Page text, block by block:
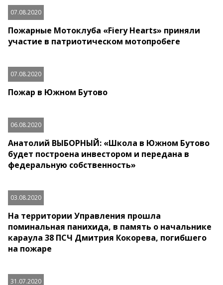
07.08.2020
Пожарные Мотоклуба «Fiery Hearts» приняли
участие в патриотическом мотопробеге
07.08.2020
Пожар в Южном Бутово
06.08.2020
Анатолий ВЫБОРНЫЙ: «Школа в Южном Бутово
будет построена инвестором и передана в
федеральную собственность»
03.08.2020
На территории Управления прошла
поминальная панихида, в память о начальнике
караула 38 ПСЧ Дмитрия Кокорева, погибшего
на пожаре
31.07.2020